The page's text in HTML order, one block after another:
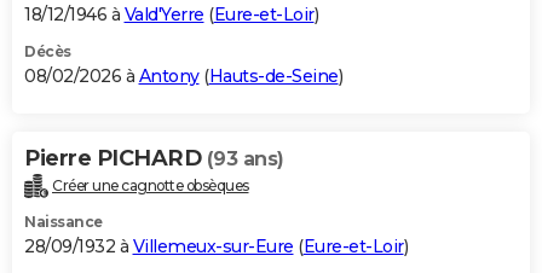
18/12/1946 à Vald'Yerre (Eure-et-Loir)
Décès
08/02/2026 à Antony(Hauts-de-Seine)
Pierre PICHARD (93 ans)
Créer une cagnotte obsèques
Naissance
28/09/1932 à Villemeux-sur-Eure (Eure-et-Loir)